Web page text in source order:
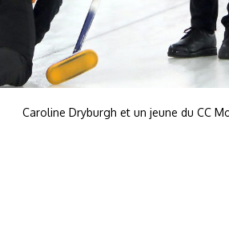
Caroline Dryburgh et un jeune du CC